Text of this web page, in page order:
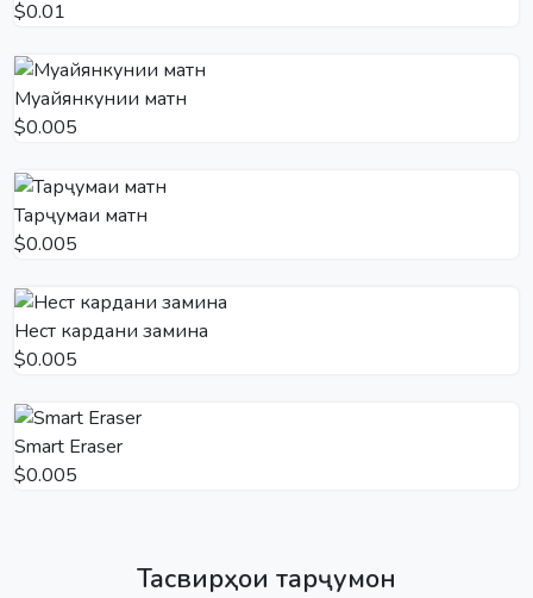
$0.01
Муайянкунии матн
$0.005
Тарҷумаи матн
$0.005
Нест кардани замина
$0.005
Smart Eraser
$0.005
Тасвирҳои тарҷумон